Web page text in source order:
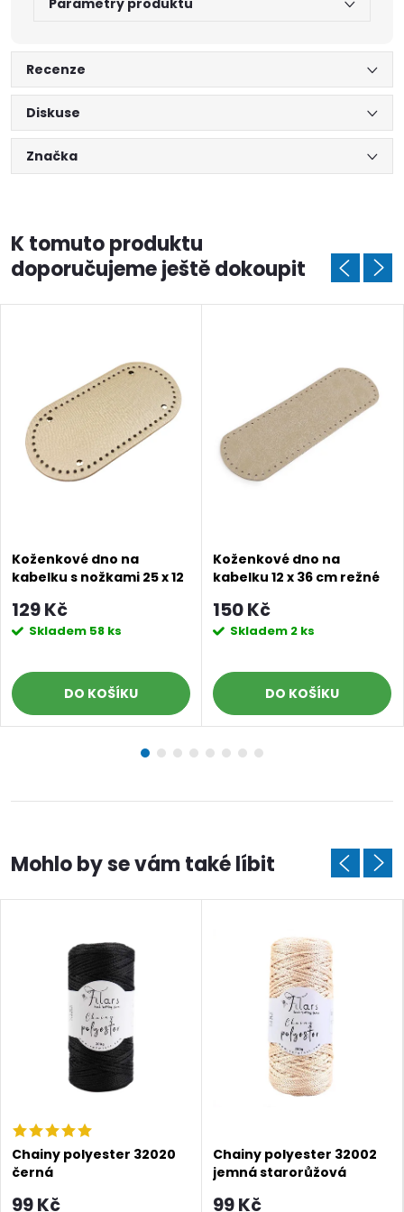
Parametry produktu
Recenze
Diskuse
Značka
K tomuto produktu
doporučujeme ještě dokoupit
Koženkové dno na
kabelku s nožkami 25 x 12
129 Kč
Skladem 58 ks
DO KOŠÍKU
Koženkové dno na
kabelku 12 x 36 cm režné
150 Kč
Skladem 2 ks
DO KOŠÍKU
Chainy polyester 32020
černá
99 Kč
Chainy polyester 32002
jemná starorůžová
99 Kč